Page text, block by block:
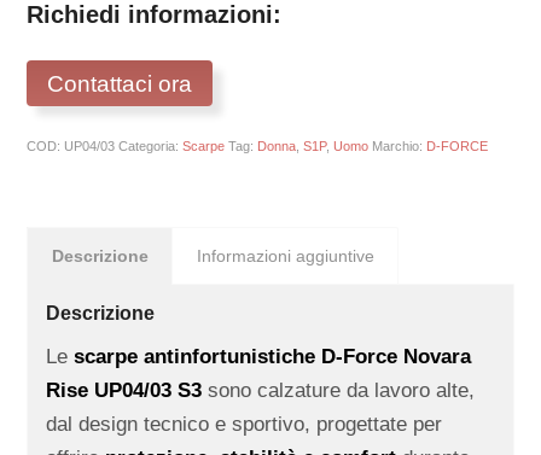
Richiedi informazioni:
Contattaci ora
COD: UP04/03 Categoria:Scarpe Tag: Donna ,S1P,Uomo Marchio: D-FORCE
Descrizione Informazioni aggiuntive
Descrizione
Lescarpe antinfortunistiche D-Force Novara
Rise UP04/03 S3 sono calzature da lavoro alte,
dal design tecnico e sportivo, progettate per